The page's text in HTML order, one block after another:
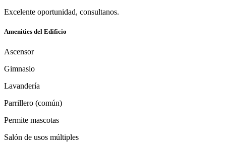
Excelente oportunidad, consultanos.
Amenities del Edificio
Ascensor
Gimnasio
Lavandería
Parrillero (común)
Permite mascotas
Salón de usos múltiples